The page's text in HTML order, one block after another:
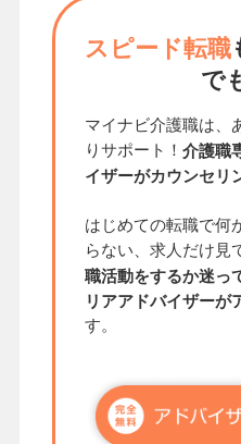
スピード転職
で
マイナビ介護職は、
りサポート！ 介護職
イザーがカウンセリ
はじめての転職で何
らない、求人だけ見
職活動をするか迷っ
リアアドバイザーが
す。